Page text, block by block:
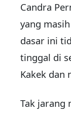
Candra
yang
dasar ini
tinggal di
Kakek dan
Tak jarang